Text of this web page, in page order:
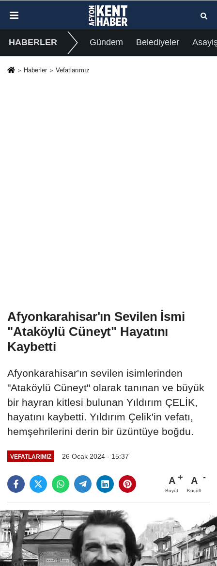
HABERLER Gündem Belediyeler
Haberler Vefatlarımız
Afyonkarahisar'ın Sevilen İsmi
"Ataköylü Cüneyt" Hayatını
Kaybetti
Afyonkarahisar'ın sevilen isimlerinden
"Ataköylü Cüneyt" olarak tanınan ve büyük
bir hayran kitlesi bulunan Yıldırım ÇELİK,
hayatını kaybetti. Yıldırım Çelik'in vefatı,
hemşehrilerini derin bir üzüntüye boğdu.
VEFATLARIMIZ 26 Ocak 2024 - 15:37
A
Büyüt
A
Küçült